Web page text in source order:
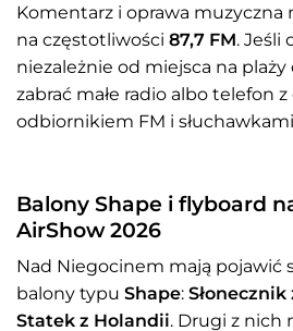
Komentarz i oprawa muzyczna
na częstotliwości 87,7 FM. Jeśli
niezależnie od miejsca na
zabrać małe radio albo telefon z
odbiornikiem FM i
Balony Shape i flyboard
AirShow 2026
Nad Niegocinem mają pojawić
balony typu Shape:
Statek z Holandii. Drugi z nich